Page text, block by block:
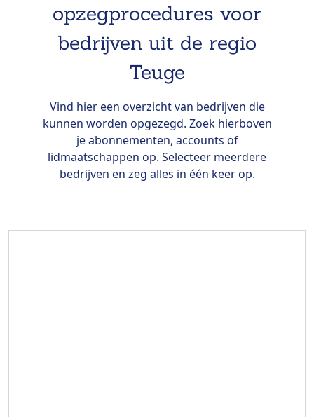
opzegprocedures voor
bedrijven uit de regio
Teuge
Vind hier een overzicht van bedrijven die
kunnen worden opgezegd. Zoek hierboven
je abonnementen, accounts of
lidmaatschappen op. Selecteer meerdere
bedrijven en zeg alles in één keer op.